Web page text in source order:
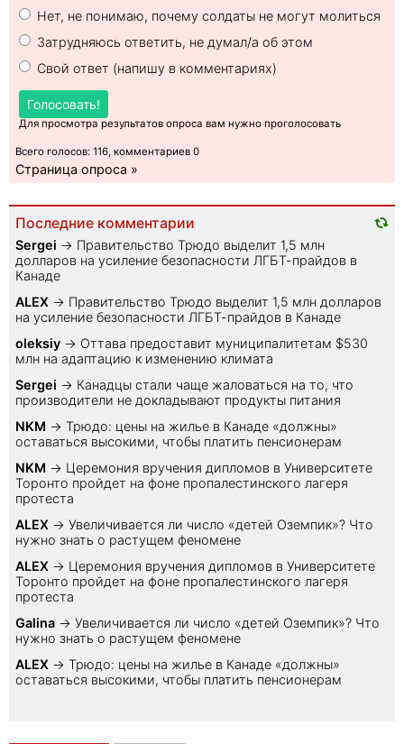
Нет, не понимаю, почему солдаты не могут молиться
Затрудняюсь ответить, не думал/а об этом
Свой ответ (напишу в комментариях)
Голосовать!
Для просмотра результатов опроса вам нужно проголосовать
Всего голосов: 116, комментариев 0
Страница опроса »
Последние комментарии
Sеrgei → Правительство Трюдо выделит 1,5 млн
долларов на усиление безопасности ЛГБТ-прайдов в
Канаде
ALEX → Правительство Трюдо выделит 1,5 млн долларов
на усиление безопасности ЛГБТ-прайдов в Канаде
oleksiy → Оттава предоставит муниципалитетам $530
млн на адаптацию к изменению климата
Sеrgei → Канадцы стали чаще жаловаться на то, что
производители не докладывают продукты питания
NKM → Трюдо: цены на жилье в Канаде «должны»
оставаться высокими, чтобы платить пенсионерам
NKM → Церемония вручения дипломов в Университете
Торонто пройдет на фоне пропалестинского лагеря
протеста
ALEX → Увеличивается ли число «детей Оземпик»? Что
нужно знать о растущем феномене
ALEX → Церемония вручения дипломов в Университете
Торонто пройдет на фоне пропалестинского лагеря
протеста
Galina → Увеличивается ли число «детей Оземпик»? Что
нужно знать о растущем феномене
ALEX → Трюдо: цены на жилье в Канаде «должны»
оставаться высокими, чтобы платить пенсионерам